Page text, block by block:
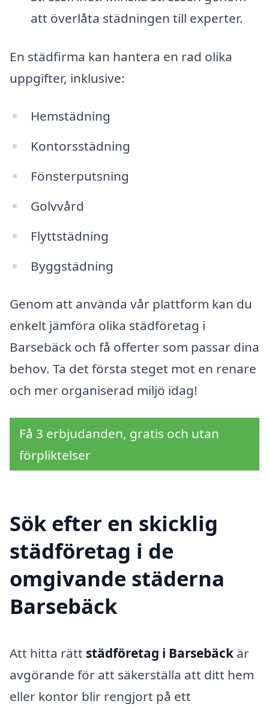
att överlåta städningen till experter.
En städfirma kan hantera en rad olika
uppgifter, inklusive:
Hemstädning
Kontorsstädning
Fönsterputsning
Golvvård
Flyttstädning
Byggstädning
Genom att använda vår plattform kan du
enkelt jämföra olika städföretag i
Barsebäck och få offerter som passar dina
behov. Ta det första steget mot en renare
och mer organiserad miljö idag!
Få 3 erbjudanden, gratis och utan
förpliktelser
Sök efter en skicklig
städföretag i de
omgivande städerna
Barsebäck
Att hitta rätt städföretag i Barsebäck är
avgörande för att säkerställa att ditt hem
eller kontor blir rengjort på ett